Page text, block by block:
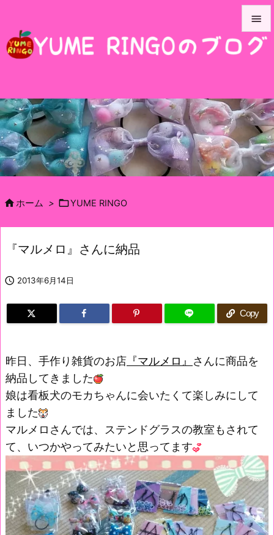



前へ

次へ

ホーム > YUME RINGO
『マルメロ』さんに納品
 2013年6月14日
Copy
昨日、手作り雑貨のお店 『マルメロ』 さんに商品を
納品してきました
娘は看板犬のモカちゃんに会いたくて楽しみにして
ました
マルメロさんでは、ステンドグラスの教室もされて
て、いつかやってみたいと思ってます